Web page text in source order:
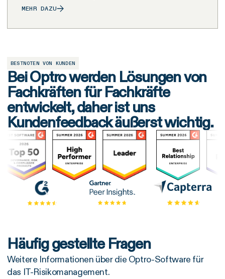
MEHR DAZU
BESTNOTEN VON KUNDEN
Bei Optro werden Lösungen von
Fachkräften für Fachkräfte
entwickelt, daher ist uns
Kundenfeedback äußerst wichtig.
Häufig gestellte Fragen
Weitere Informationen über die Optro-Software für
das IT-Risikomanagement.